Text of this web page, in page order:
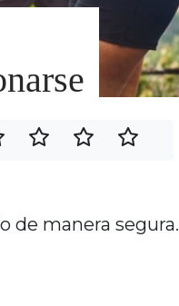
de manera segura.